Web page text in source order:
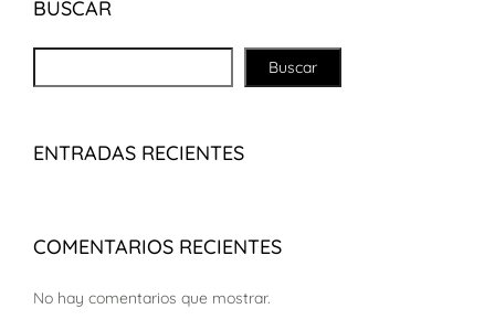
BUSCAR
Buscar
ENTRADAS RECIENTES
COMENTARIOS RECIENTES
No hay comentarios que mostrar.